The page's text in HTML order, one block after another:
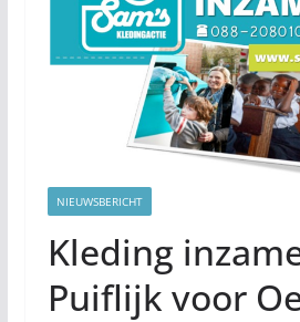
NIEUWSBERICHT
Kleding
Puiflijk voor